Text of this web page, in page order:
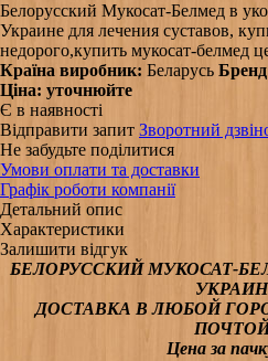
Белорусский Мукосат-Белмед в
Украине для лечения суставов,
недорого,купить мукосат-белмед
Країна виробник: Беларусь
Ціна: уточнюйте
Є в наявності
Відправити запит Зворотний
Не забудьте поділитися
Умови оплати та доставки
Графік роботи компанії
Детальний опис
Характеристики
Залишити відгук
БЕЛОРУССКИЙ МУКОСАТ-
ДОСТАВКА В ЛЮБОЙ
Цена за